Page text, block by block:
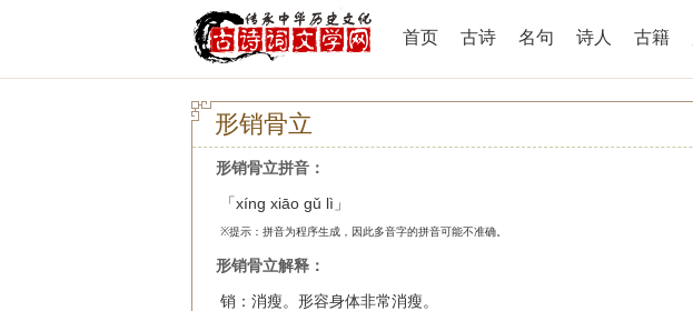
首页 古诗 名句 诗人 古籍
形销骨立
形销骨立拼音：
「xíng xiāo gǔ lì」
※提示：拼音为程序生成，因此多音字的拼音可能不准确。
形销骨立解释：
销：消瘦。形容身体非常消瘦。